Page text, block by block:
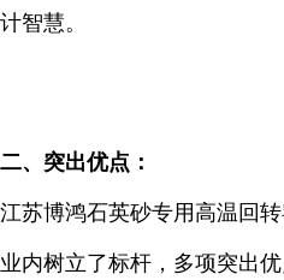
计智慧。
二、突出优点：
江苏博鸿石英砂专用高温回
业内树立了标杆，多项突出